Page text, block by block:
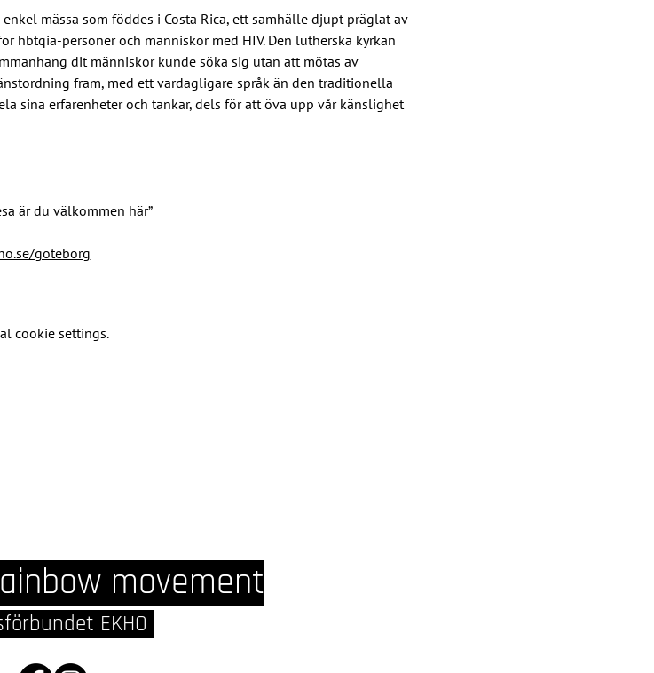
mässa som föddes i Costa Rica, ett samhälle djupt präglat av
hbtqia-personer och människor med HIV. Den lutherska kyrkan
dit människor kunde söka sig utan att mötas av
fram, med ett vardagligare språk än den traditionella
sina erfarenheter och tankar, dels för att öva upp vår känslighet
är du välkommen här”
goteborg
cookie settings.
movement
EKHO